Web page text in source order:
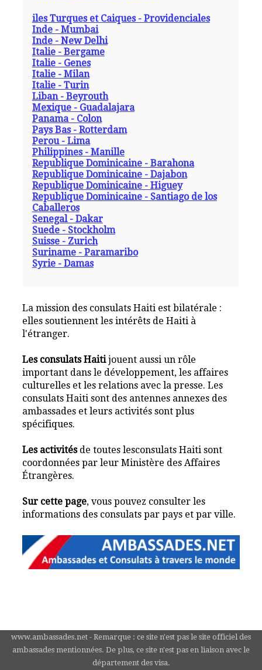
iles Turques et Caiques - Providenciales
Inde - Mumbai
Inde - New Delhi
Italie - Bergame
Italie - Genes
Italie - Milan
Italie - Turin
Liban - Beyrouth
Mexique - Guadalajara
Panama - Colon
Pays Bas - Rotterdam
Perou - Lima
Philippines - Manille
Republique Dominicaine - Barahona
Republique Dominicaine - Dajabon
Republique Dominicaine - Higuey
Republique Dominicaine - Santiago de los
Caballeros
Senegal - Dakar
Suede - Stockholm
Suisse - Zurich
Suriname - Paramaribo
Syrie - Damas
La mission des consulats Haiti est bilatérale :
elles soutiennent les intérêts de Haiti à
l'étranger.
Les consulats Haitijouent aussi un rôle
important dans le développement, les affaires
culturelles et les relations avec la presse. Les
consulats Haiti sont des antennes annexes des
ambassades et leurs activités sont plus
spécifiques.
Les activitésde toutes lesconsulats Haiti sont
coordonnées par leur Ministère des Affaires
Étrangères.
Sur cette page, vous pouvez consulter les
informations des consulats par pays et par ville.
www.ambassades.net - Remarque : ce site n'est pas le site officiel des
ambassades mentionnées. De plus, ce site n'est pas en liaison avec le
département des visa.